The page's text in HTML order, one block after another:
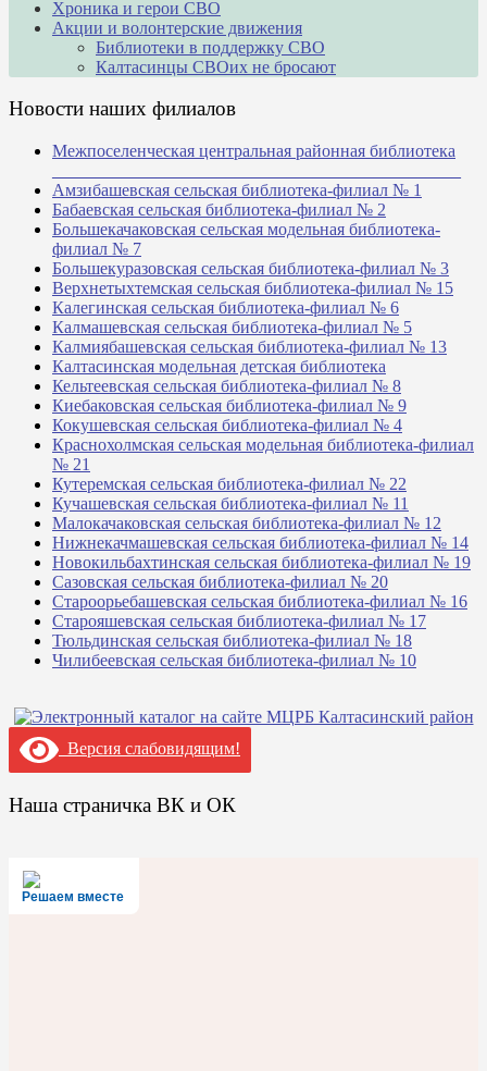
Хроника и герои СВО
Акции и волонтерские движения
Библиотеки в поддержку СВО
Калтасинцы СВОих не бросают
Новости наших филиалов
Межпоселенческая центральная районная библиотека
Амзибашевская сельская библиотека-филиал № 1
Бабаевская сельская библиотека-филиал № 2
Большекачаковская сельская модельная библиотека-
филиал № 7
Большекуразовская сельская библиотека-филиал № 3
Верхнетыхтемская сельская библиотека-филиал № 15
Калегинская сельская библиотека-филиал № 6
Калмашевская сельская библиотека-филиал № 5
Калмиябашевская сельская библиотека-филиал № 13
Калтасинская модельная детская библиотека
Кельтеевская сельская библиотека-филиал № 8
Киебаковская сельская библиотека-филиал № 9
Кокушевская сельская библиотека-филиал № 4
Краснохолмская сельская модельная библиотека-филиал
№ 21
Кутеремская сельская библиотека-филиал № 22
Кучашевская сельская библиотека-филиал № 11
Малокачаковская сельская библиотека-филиал № 12
Нижнекачмашевская сельская библиотека-филиал № 14
Новокильбахтинская сельская библиотека-филиал № 19
Сазовская сельская библиотека-филиал № 20
Староорьебашевская сельская библиотека-филиал № 16
Старояшевская сельская библиотека-филиал № 17
Тюльдинская сельская библиотека-филиал № 18
Чилибеевская сельская библиотека-филиал № 10
Версия слабовидящим!
Наша страничка ВК и ОК
Решаем вместе